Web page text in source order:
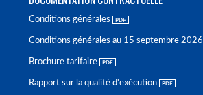
Conditions générales
Conditions générales au 15 septembre 2026
Brochure tarifaire
Rapport sur la qualité d'exécution